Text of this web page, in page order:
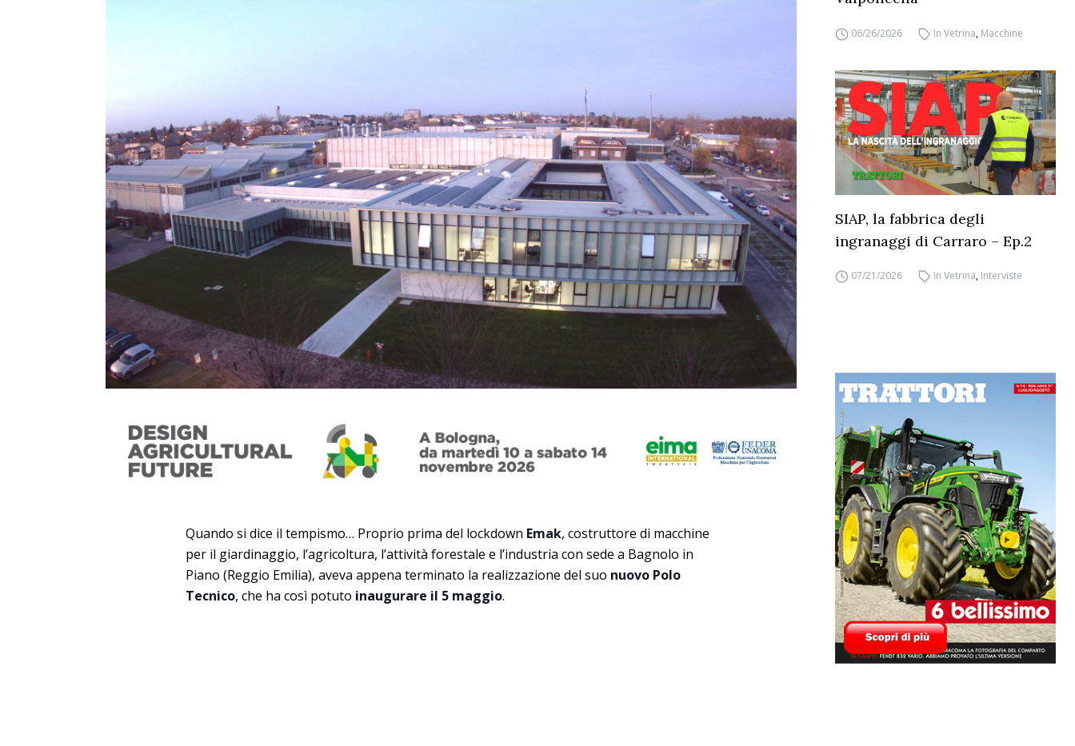
Quando si dice il tempismo… Proprio prima del lockdown Emak, costruttore di macchine
per il giardinaggio, l’agricoltura, l’attività forestale e l’industria con sede a Bagnolo in
Piano (Reggio Emilia), aveva appena terminato la realizzazione del suo nuovo Polo
Tecnico, che ha così potuto inaugurare il 5 maggio.
06/26/2026 In Vetrina, Macchine
SIAP, la fabbrica degli
ingranaggi di Carraro – Ep.2
07/21/2026 In Vetrina, Interviste